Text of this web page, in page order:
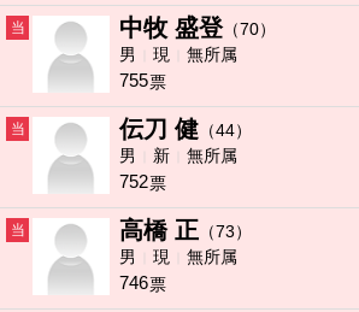
当 中牧 盛登（70）
男
現 無所属
755票
当 伝刀 健 （44）
男
新 無所属
752票
当 高橋 正 （73）
男
現 無所属
746票